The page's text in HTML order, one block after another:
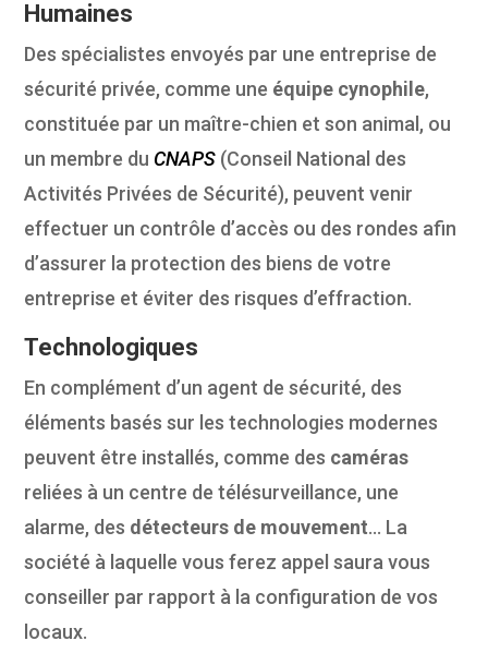
Humaines
Des spécialistes envoyés par une entreprise de
sécurité privée, comme une équipe cynophile,
constituée par un maître-chien et son animal, ou
un membre du CNAPS (Conseil National des
Activités Privées de Sécurité), peuvent venir
effectuer un contrôle d’accès ou des rondes afin
d’assurer la protection des biens de votre
entreprise et éviter des risques d’effraction.
Technologiques
En complément d’un agent de sécurité, des
éléments basés sur les technologies modernes
peuvent être installés, comme des caméras
reliées à un centre de télésurveillance, une
alarme, des détecteurs de mouvement… La
société à laquelle vous ferez appel saura vous
conseiller par rapport à la configuration de vos
locaux.